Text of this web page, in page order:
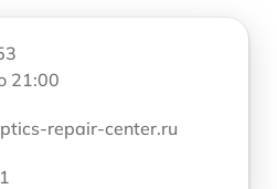
21:00
repair-center.ru